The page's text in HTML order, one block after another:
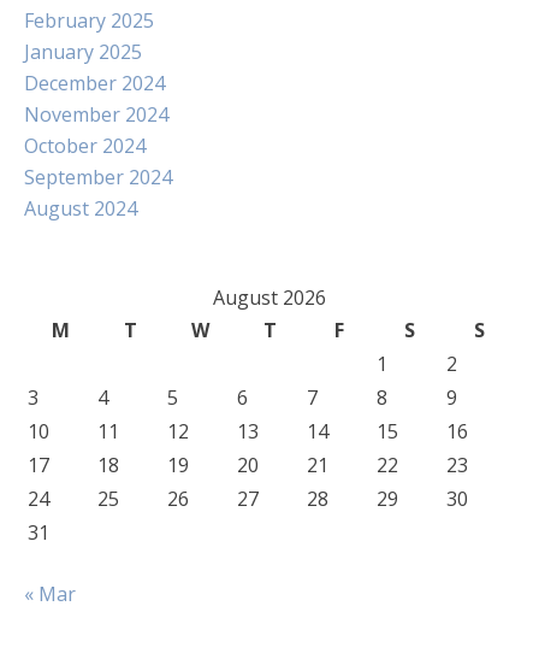
February 2025
January 2025
December 2024
November 2024
October 2024
September 2024
August 2024
August 2026
M
T W T F S
S
1
2
3
4 5 6 7 8
9
10
11 12 13 14 15
16
17
18 19 20 21 22
23
24
25 26 27 28 29
30
31
« Mar